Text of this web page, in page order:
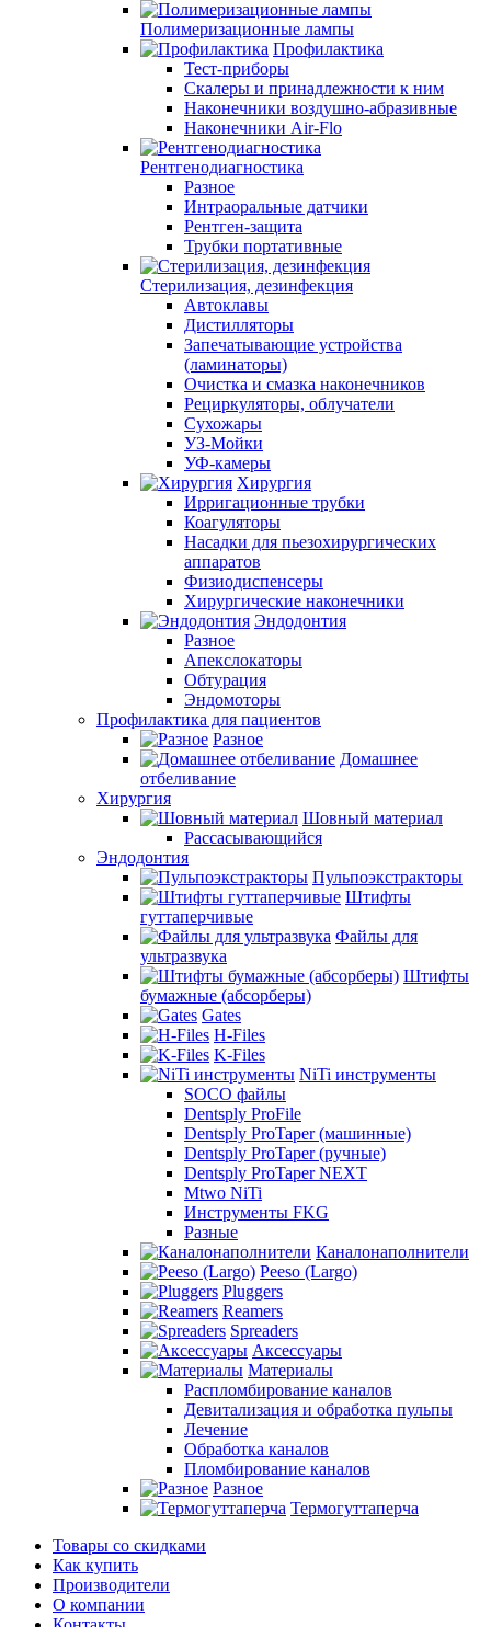
Полимеризационные лампы
Профилактика
Тест-приборы
Скалеры и принадлежности к ним
Наконечники воздушно-абразивные
Наконечники Air-Flo
Рентгенодиагностика
Разное
Интраоральные датчики
Рентген-защита
Трубки портативные
Стерилизация, дезинфекция
Автоклавы
Дистилляторы
Запечатывающие устройства
(ламинаторы)
Очистка и смазка наконечников
Рециркуляторы, облучатели
Сухожары
УЗ-Мойки
УФ-камеры
Хирургия
Ирригационные трубки
Коагуляторы
Насадки для пьезохирургических
аппаратов
Физиодиспенсеры
Хирургические наконечники
Эндодонтия
Разное
Апекслокаторы
Обтурация
Эндомоторы
Профилактика для пациентов
Разное
Домашнее
отбеливание
Хирургия
Шовный материал
Рассасывающийся
Эндодонтия
Пульпоэкстракторы
Штифты
гуттаперчивые
Файлы для
ультразвука
Штифты
бумажные (абсорберы)
Gates
H-Files
K-Files
NiTi инструменты
SOCO файлы
Dentsply ProFile
Dentsply ProTaper (машинные)
Dentsply ProTaper (ручные)
Dentsply ProTaper NEXT
Mtwo NiTi
Инструменты FKG
Разные
Каналонаполнители
Peeso (Largo)
Pluggers
Reamers
Spreaders
Аксессуары
Материалы
Распломбирование каналов
Девитализация и обработка пульпы
Лечение
Обработка каналов
Пломбирование каналов
Разное
Термогуттаперча
Товары со скидками
Как купить
Производители
О компании